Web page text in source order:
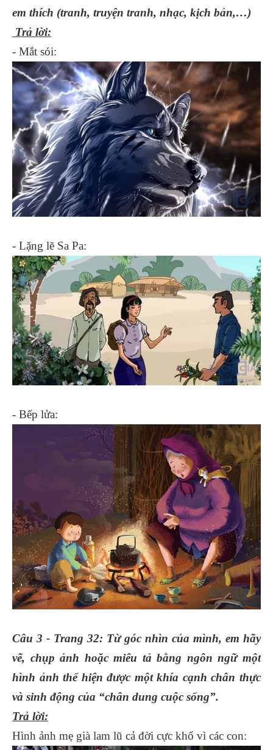
em thích (tranh, truyện tranh, nhạc, kịch bản,…)
Trả lời:
- Mắt sói:
- Lặng lẽ Sa Pa:
- Bếp lửa:
Câu 3 - Trang 32: Từ góc nhìn của mình, em hãy
vẽ, chụp ảnh hoặc miêu tả bằng ngôn ngữ một
hình ảnh thể hiện được một khía cạnh chân thực
và sinh động của “chân dung cuộc sống”.
Trả lời:
Hình ảnh mẹ già lam lũ cả đời cực khổ vì các con: